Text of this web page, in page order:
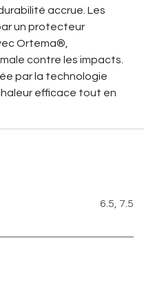
accrue. Les
un protecteur
Ortema®,
contre les impacts.
par la technologie
efficace tout en
6.5 7.5